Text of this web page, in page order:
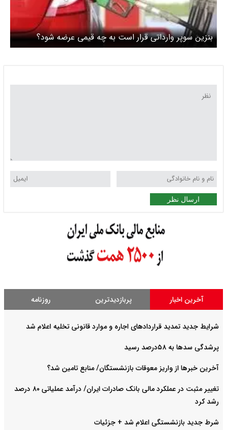
بنزین سوپر وارداتی قرار است به چه قیمی عرضه شود؟
ارسال نظر
آخرین اخبار پربازدیدترین روزنامه
شرایط جدید تمدید قراردادهای اجاره و موارد قانونی تخلیه اعلام شد
پرشدگی سدها به ۵۸درصد رسید
آخرین خبرها از واریز معوقات بازنشستگان/ منابع تامین شد؟
تغییر مثبت در عملکرد مالی بانک صادرات ایران/ درآمد عملیاتی ۸۰ درصد
رشد کرد
شرط جدید بازنشستگی اعلام شد + جزئیات